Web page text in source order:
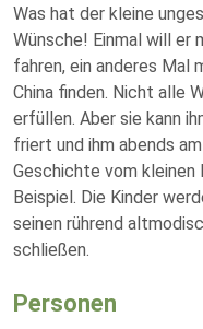
Was hat der kleine
Wünsche! Einmal will er
fahren, ein anderes Mal
China finden. Nicht alle
erfüllen. Aber sie kann
friert und ihm abends
Geschichte vom kleinen
Beispiel. Die Kinder
seinen rührend
schließen.
Personen